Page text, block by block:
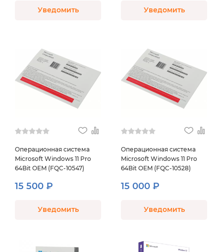
Уведомить Уведомить
Операционная система
Microsoft Windows 11 Pro
64Bit OEM (FQC-10547)
15 500 ₽
Уведомить
Операционная система
Microsoft Windows 11 Pro
64Bit OEM (FQC-10528)
15 000 ₽
Уведомить